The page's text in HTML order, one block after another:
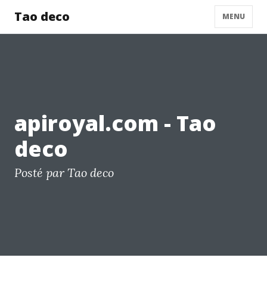
Tao deco MENU
apiroyal.com - Tao
deco
Posté par Tao deco